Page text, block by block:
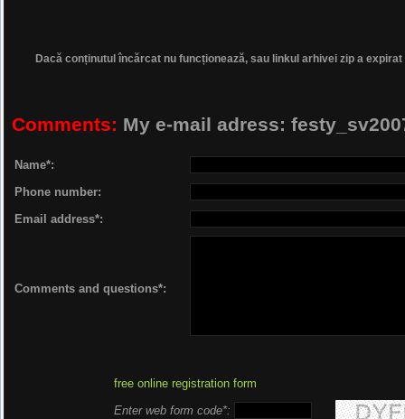
Dacă conținutul încărcat nu funcționează, sau linkul arhivei zip a
Comments: My e-mail adress:
Name*:
Phone number:
Email address*:
Comments and questions*:
free online registration form
Enter web form code*: